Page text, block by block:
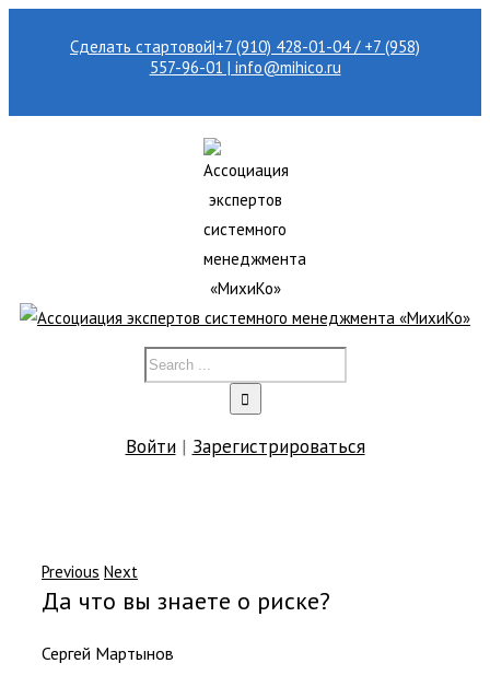
Сделать стартовой|+7 (910) 428-01-04 / +7 (958)
557-96-01 | info@mihico.ru
Войти| Зарегистрироваться
Previous Next
Да что вы знаете о риске?
Сергей Мартынов